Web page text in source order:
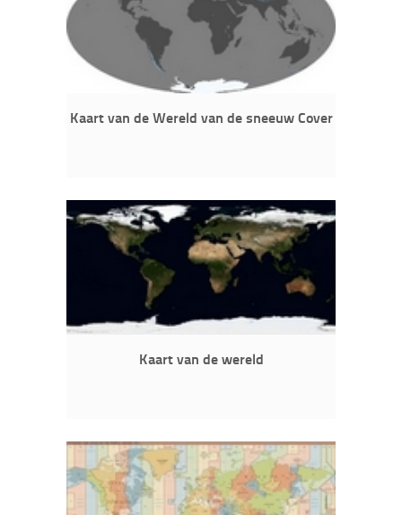
Kaart van de Wereld van de sneeuw Cover
Kaart van de wereld